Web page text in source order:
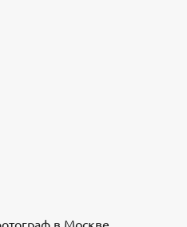
в Москве